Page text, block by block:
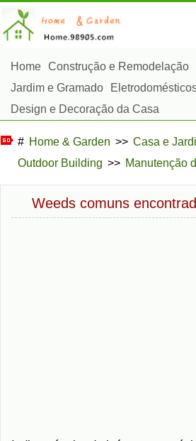
Home Construção e Remodelação
Jardim e Gramado
Design e Decoração da Casa
Paisagismo e
Plantas, Flores e Ervas
# Home & Garden >> Casa e
Outdoor Building >> Manutenção
Weeds comuns